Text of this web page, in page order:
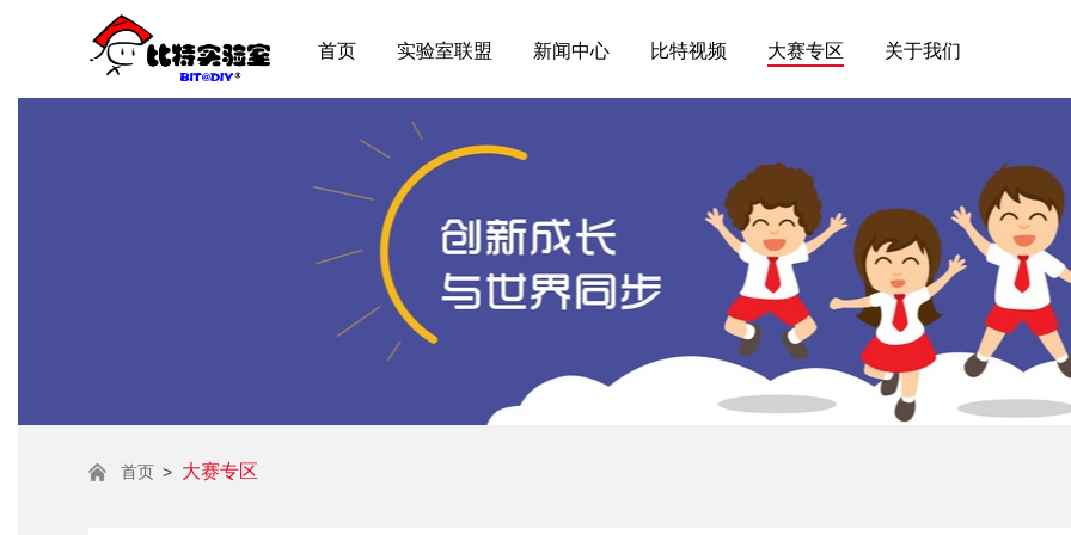
首页 实验室联盟 新闻中心 比特视频 大赛专区 关于我们
首页 > 大赛专区